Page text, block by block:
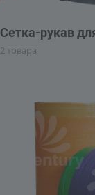
Сетка-рукав
2 товара